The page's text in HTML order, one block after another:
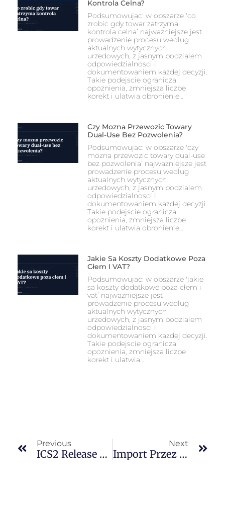
Kontrola Celna?
Podsumowujac: w obszarze 'co
zrobic gdy towar zatrzyma
kontrola celna’ najwazniejsze jest
prowadzenie procesu wedlug
aktualnych wytycznych
urzedowych, z jasnym podzialem
odpowiedzialnosci i
dokumentowaniem kazdej decyzji.
Takie podejscie ogranicza
opoznienia, zmniejsza liczbe
korekt i ulatwia obronienie…
Czy Mozna Przewozic Towary
Dual-Use Bez Pozwolenia?
Podsumowujac: w obszarze 'czy
mozna przewozic towary dual-use
bez pozwolenia’ najwazniejsze jest
prowadzenie procesu wedlug
aktualnych wytycznych
urzedowych, z jasnym podzialem
odpowiedzialnosci i
dokumentowaniem kazdej decyzji.
Takie podejscie ogranicza
opoznienia, zmniejsza liczbe
korekt i ulatwia obronienie…
Jakie Sa Koszty Dodatkowe Poza
Cłem I VAT?
Podsumowujac: w obszarze 'jakie
sa koszty dodatkowe poza cłem i
vat’ najwazniejsze jest
prowadzenie procesu wedlug
aktualnych wytycznych
urzedowych, z jasnym podzialem
odpowiedzialnosci i
dokumentowaniem kazdej decyzji.
Takie podejscie ogranicza
opoznienia, zmniejsza liczbe
korekt i ulatwia…
Previous
ICS2 Release 3 I Transport Drogowy: Co Każdy Polski Przewoźnik Musi Wiedzieć Przed Wjazdem Do UE
Next
Import Przez Francje Vs Polska